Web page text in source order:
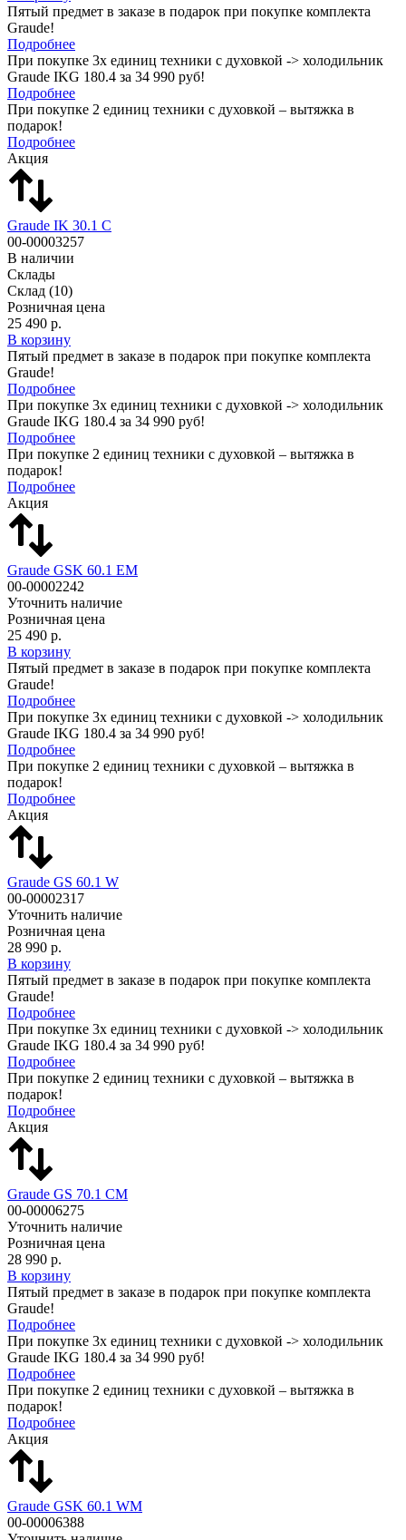
Пятый предмет в заказе в подарок при покупке комплекта
Graude!
Подробнее
При покупке 3х единиц техники с духовкой -> холодильник
Graude IKG 180.4 за 34 990 руб!
Подробнее
При покупке 2 единиц техники с духовкой – вытяжка в
подарок!
Подробнее
Акция
Graude IK 30.1 C
00-00003257
В наличии
Склады
Склад (10)
Розничная цена
25 490 р.
В корзину
Пятый предмет в заказе в подарок при покупке комплекта
Graude!
Подробнее
При покупке 3х единиц техники с духовкой -> холодильник
Graude IKG 180.4 за 34 990 руб!
Подробнее
При покупке 2 единиц техники с духовкой – вытяжка в
подарок!
Подробнее
Акция
Graude GSK 60.1 EM
00-00002242
Уточнить наличие
Розничная цена
25 490 р.
В корзину
Пятый предмет в заказе в подарок при покупке комплекта
Graude!
Подробнее
При покупке 3х единиц техники с духовкой -> холодильник
Graude IKG 180.4 за 34 990 руб!
Подробнее
При покупке 2 единиц техники с духовкой – вытяжка в
подарок!
Подробнее
Акция
Graude GS 60.1 W
00-00002317
Уточнить наличие
Розничная цена
28 990 р.
В корзину
Пятый предмет в заказе в подарок при покупке комплекта
Graude!
Подробнее
При покупке 3х единиц техники с духовкой -> холодильник
Graude IKG 180.4 за 34 990 руб!
Подробнее
При покупке 2 единиц техники с духовкой – вытяжка в
подарок!
Подробнее
Акция
Graude GS 70.1 CM
00-00006275
Уточнить наличие
Розничная цена
28 990 р.
В корзину
Пятый предмет в заказе в подарок при покупке комплекта
Graude!
Подробнее
При покупке 3х единиц техники с духовкой -> холодильник
Graude IKG 180.4 за 34 990 руб!
Подробнее
При покупке 2 единиц техники с духовкой – вытяжка в
подарок!
Подробнее
Акция
Graude GSK 60.1 WM
00-00006388